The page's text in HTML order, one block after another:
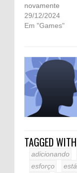
novamente
29/12/2024
Em "Games"
TAGGED WITH
adicionando
esforço
está